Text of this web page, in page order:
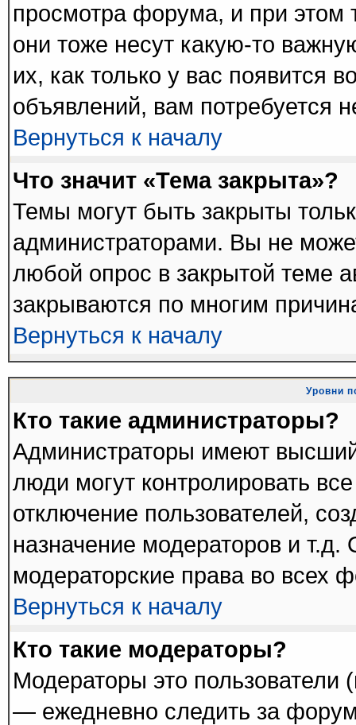
просмотра форума, и при этом
они тоже несут какую-то
их, как только у вас появится
объявлений, вам потребуется
Вернуться к началу
Что значит «Тема закрыта»?
Темы могут быть закрыты
администраторами. Вы не
любой опрос в закрытой теме
закрываются по многим
Вернуться к началу
Уровни
Кто такие администраторы?
Администраторы имеют
люди могут контролировать
отключение пользователей,
назначение модераторов и
модераторские права во всех
Вернуться к началу
Кто такие модераторы?
Модераторы это пользователи
— ежедневно следить за